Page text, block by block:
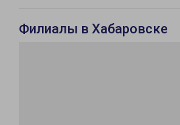
Филиалы в Хабаровске